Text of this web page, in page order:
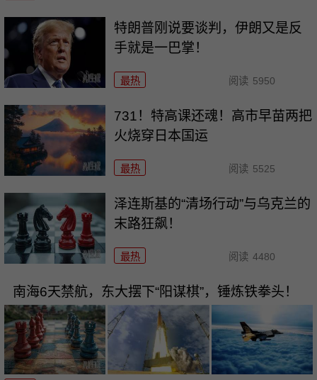
特朗普刚说要谈判，伊朗又是反
手就是一巴掌！
最热 阅读 5950
731！特高课还魂！高市早苗两把
火烧穿日本国运
最热 阅读 5525
泽连斯基的“清场行动”与乌克兰的
末路狂飙！
最热 阅读 4480
南海6天禁航，东大摆下“阳谋棋”，锤炼铁拳头！